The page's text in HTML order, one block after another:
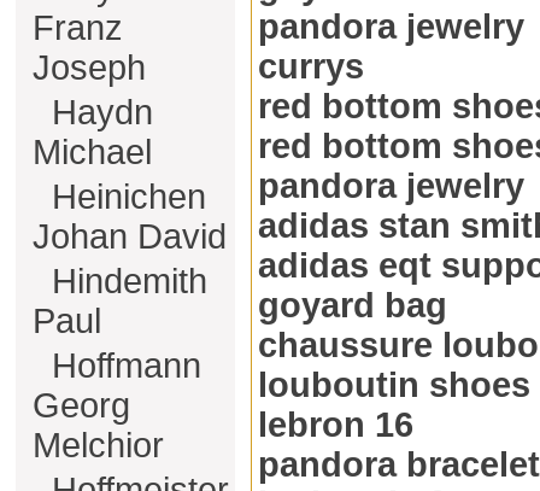
Franz
Joseph
Haydn
Michael
Heinichen
Johan David
Hindemith
Paul
Hoffmann
Georg
Melchior
pandora jewelry
currys
red bottom
red bottom
pandora jewelry
adidas stan
adidas eqt
goyard bag
chaussure
louboutin shoes
lebron 16
pandora bracelet